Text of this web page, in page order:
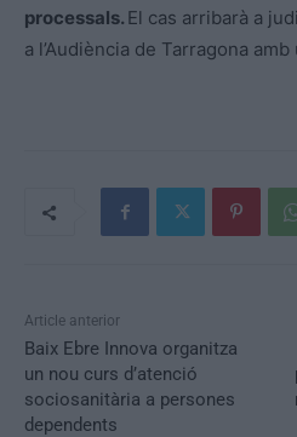
processals. El cas arribarà a
a l’Audiència de Tarragona
Article anterior
Baix Ebre Innova organitza
un nou curs d’atenció
sociosanitària a persones
dependents